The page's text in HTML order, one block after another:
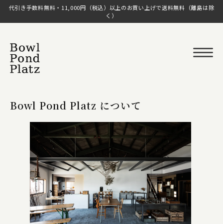
代引き手数料無料・11,000円（税込）以上のお買い上げで送料無料（離島は除
く）
Bowl Pond Platz について